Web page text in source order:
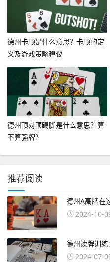
德州卡顺是什么意思？卡顺的定
义及游戏策略建议
德州顶对顶踢脚是什么意思？算
不算强牌？
推荐阅读
德州A高牌在
2024-10-
德州读牌训
2024-07-